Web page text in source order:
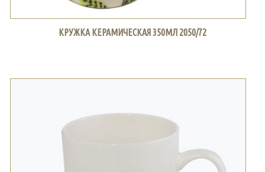
КРУЖКА КЕРАМИЧЕСКАЯ 350МЛ 2050/72